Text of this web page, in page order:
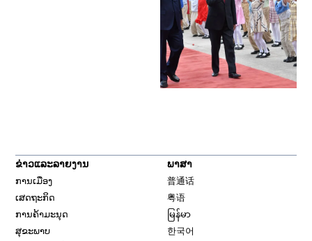
ຂ່າວແລະລາຍງານ
ການເມືອງ
ເສດຖະກິດ
ການຄ້າມະນຸດ
ສຸຂະພາບ
ພາສາ
普通话
粤语
မြန်မာ
한국어